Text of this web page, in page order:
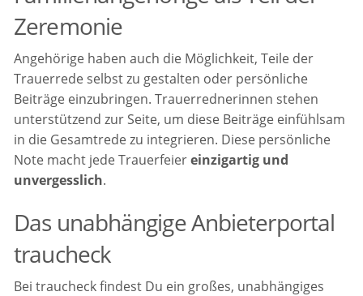
Zeremonie
Angehörige haben auch die Möglichkeit, Teile der
Trauerrede selbst zu gestalten oder persönliche
Beiträge einzubringen. Trauerrednerinnen stehen
unterstützend zur Seite, um diese Beiträge einfühlsam
in die Gesamtrede zu integrieren. Diese persönliche
Note macht jede Trauerfeiereinzigartig und
unvergesslich.
Das unabhängige Anbieterportal
traucheck
Bei traucheck findest Du ein großes, unabhängiges